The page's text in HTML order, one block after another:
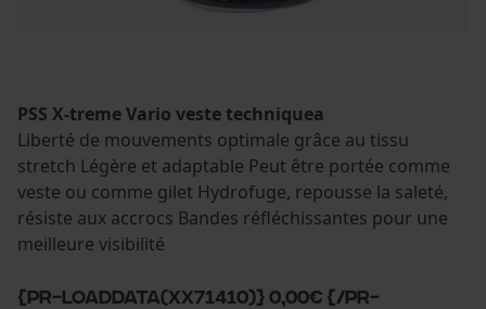
PSS X-treme Vario veste techniquea
Liberté de mouvements optimale grâce au tissu
stretch Légère et adaptable Peut être portée comme
veste ou comme gilet Hydrofuge, repousse la saleté,
résiste aux accrocs Bandes réfléchissantes pour une
meilleure visibilité
{PR-LoadData(XX71410)} 0,00€ {/PR-